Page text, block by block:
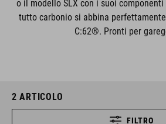
o il modello SLX con i suoi
tutto carbonio si abbina
C:62®. Pronti per
2 ARTICOLO
FILTRO